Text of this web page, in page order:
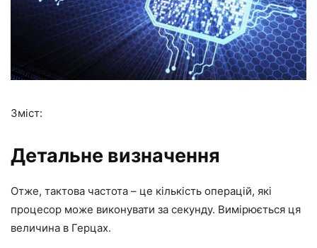
Зміст:
Детальне визначення
Отже, тактова частота – це кількість операцій, які
процесор може виконувати за секунду. Вимірюється ця
величина в Герцах.